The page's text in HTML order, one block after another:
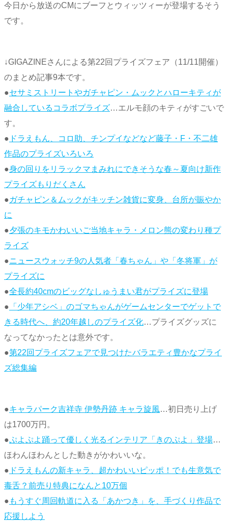
今日から放送のCMにブーフとウィッツィーが登場するそう
です。
↓GIGAZINEさんによる第22回プライズフェア（11/11開催）
のまとめ記事9本です。
●セサミストリートやガチャピン・ムックとハローキティが
融合しているコラボプライズ…エルモ顔のキティがすごいで
す。
● ドラえもん、コロ助、チンプイなどなど藤子・F・不二雄
作品のプライズいろいろ
●身の回りをリラックマまみれにできそうな春～夏向け新作
プライズもりだくさん
●ガチャピン＆ムックがキッチン雑貨に変身、台所が賑やか
に
●夕張のキモかわいいご当地キャラ・メロン熊の変わり種プ
ライズ
●ニュースウォッチ9の人気者「春ちゃん」や「冬将軍」が
プライズに
●全長約40cmのビッグなしゅうまい君がプライズに登場
● 「少年アシベ」のゴマちゃんがゲームセンターでゲットで
きる時代へ、約20年越しのプライズ化…プライズグッズに
なってなかったとは意外です。
●第22回プライズフェアで見つけたバラエティ豊かなプライ
ズ総集編
●キャラパーク吉祥寺 伊勢丹跡 キャラ旋風…初日売り上げ
は1700万円。
●ぷよぷよ踊って優しく光るインテリア「きのぷよ」登場…
ほわんほわんとした動きがかわいいな。
● ドラえもんの新キャラ、超かわいいピッポ！でも生意気で
毒舌？前売り特典になんと10万個
● もうすぐ周回軌道に入る「あかつき」を、手づくり作品で
応援しよう